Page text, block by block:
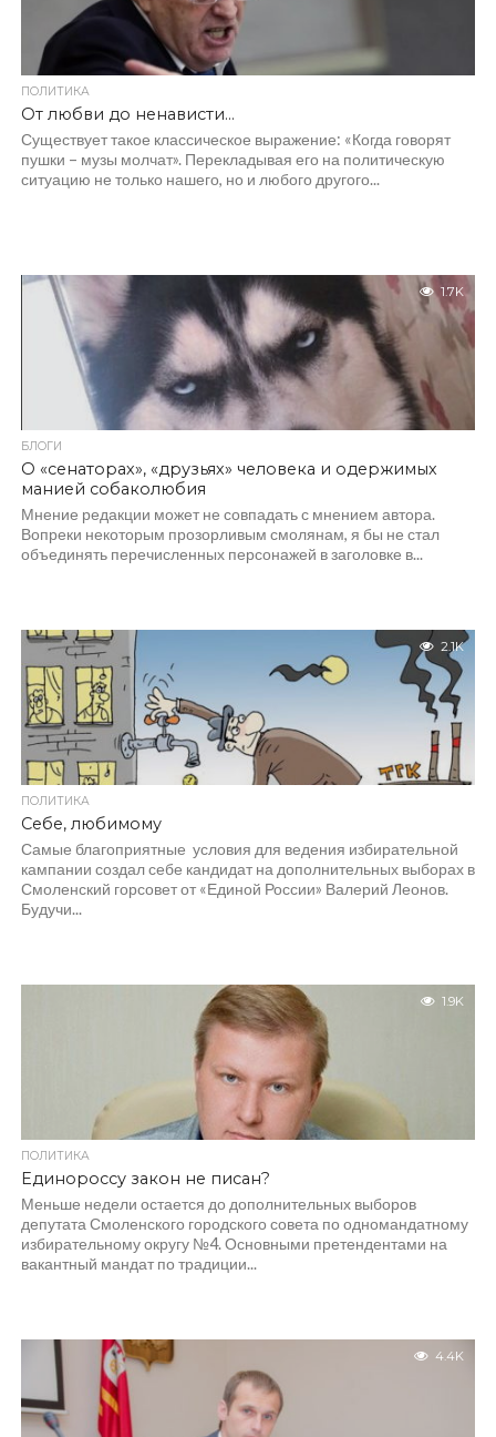
ПОЛИТИКА
От любви до ненависти…
Существует такое классическое выражение: «Когда говорят
пушки – музы молчат». Перекладывая его на политическую
ситуацию не только нашего, но и любого другого...
1.7K
БЛОГИ
О «сенаторах», «друзьях» человека и одержимых
манией собаколюбия
Мнение редакции может не совпадать с мнением автора.
Вопреки некоторым прозорливым смолянам, я бы не стал
объединять перечисленных персонажей в заголовке в...
2.1K
ПОЛИТИКА
Себе, любимому
Самые благоприятные условия для ведения избирательной
кампании создал себе кандидат на дополнительных выборах в
Смоленский горсовет от «Единой России» Валерий Леонов.
Будучи...
1.9K
ПОЛИТИКА
Единороссу закон не писан?
Меньше недели остается до дополнительных выборов
депутата Смоленского городского совета по одномандатному
избирательному округу №4. Основными претендентами на
вакантный мандат по традиции...
4.4K